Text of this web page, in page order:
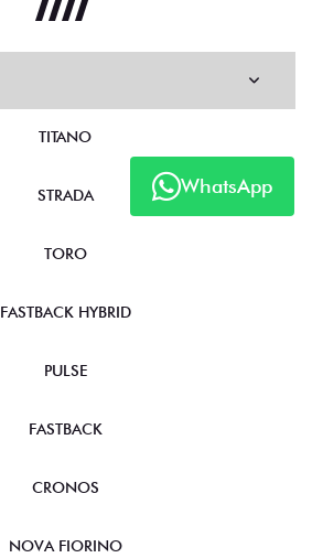
WhatsApp
TITANO
STRADA
TORO
FASTBACK HYBRID
PULSE
FASTBACK
CRONOS
NOVA FIORINO